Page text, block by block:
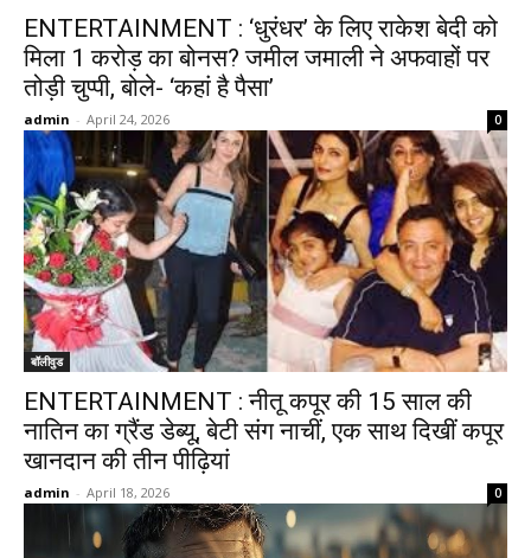
ENTERTAINMENT : ‘धुरंधर’ के लिए राकेश बेदी को
मिला 1 करोड़ का बोनस? जमील जमाली ने अफवाहों पर
तोड़ी चुप्पी, बोले- ‘कहां है पैसा’
admin - April 24, 2026 0
बॉलीवुड
ENTERTAINMENT : नीतू कपूर की 15 साल की
नातिन का ग्रैंड डेब्यू, बेटी संग नाचीं, एक साथ दिखीं कपूर
खानदान की तीन पीढ़ियां
admin - April 18, 2026 0